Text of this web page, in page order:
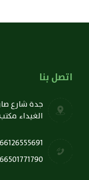
اتصل بنا
جدة شارع
الغيداء مكتب